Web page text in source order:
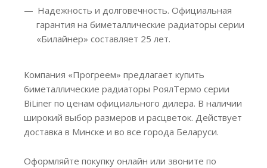
Надежность и долговечность. Официальная
гарантия на биметаллические радиаторы серии
«Билайнер» составляет 25 лет.
Компания «Прогреем» предлагает купить
биметаллические радиаторы РоялТермо серии
BiLiner по ценам официального дилера. В наличии
широкий выбор размеров и расцветок. Действует
доставка в Минске и во все города Беларуси.
Оформляйте покупку онлайн или звоните по